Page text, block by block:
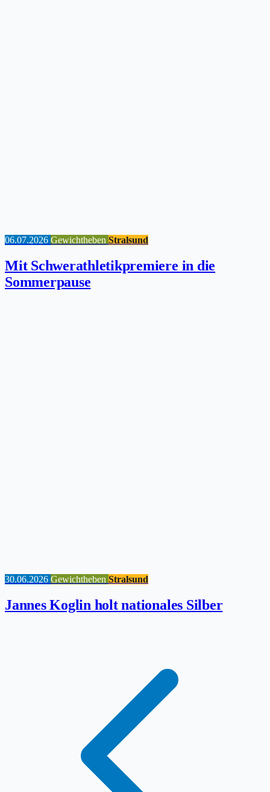
06.07.2026 Gewichtheben Stralsund
Mit Schwerathletikpremiere in die
Sommerpause
30.06.2026 Gewichtheben Stralsund
Jannes Koglin holt nationales Silber